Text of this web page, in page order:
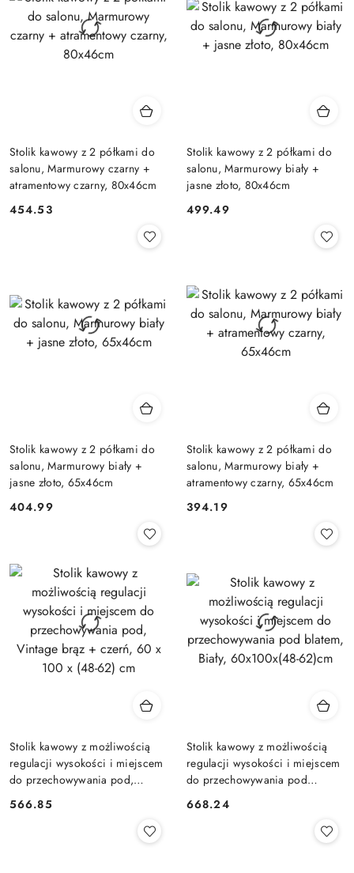
Stolik kawowy z 2 półkami do
salonu, Marmurowy czarny +
atramentowy czarny, 80x46cm
Cena:
454.53
Stolik kawowy z 2 półkami do
salonu, Marmurowy biały +
jasne złoto, 80x46cm
Cena:
499.49
Stolik kawowy z 2 półkami do
salonu, Marmurowy biały +
jasne złoto, 65x46cm
Cena:
404.99
Stolik kawowy z 2 półkami do
salonu, Marmurowy biały +
atramentowy czarny, 65x46cm
Cena:
394.19
Stolik kawowy z możliwością
regulacji wysokości i miejscem
do przechowywania pod,
x (48-62) cm
Cena:
566.85
Stolik kawowy z możliwością
regulacji wysokości i miejscem
do przechowywania pod
62)cm
Cena:
668.24